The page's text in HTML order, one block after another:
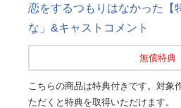
恋をするつもりはなかった【
な」&キャストコメント
無償特典
こちらの商品は特典付きです。対象
ただくと特典を取得いただけます。